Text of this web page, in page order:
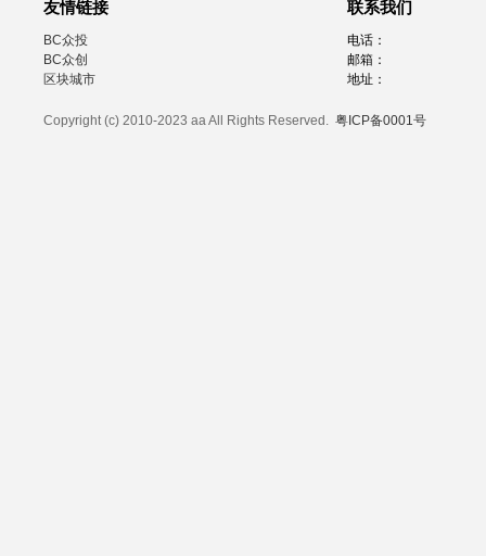
友情链接
BC众投
BC众创
区块城市
联系我们
电话：
邮箱：
地址：
Copyright (c) 2010-2023 aa All Rights Reserved. 粤ICP备0001号